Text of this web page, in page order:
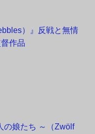
）』反戦と無情
作品
の娘たち ～（Zwölf